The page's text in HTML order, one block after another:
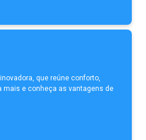
que reúne conforto,
mais e conheça as vantagens de